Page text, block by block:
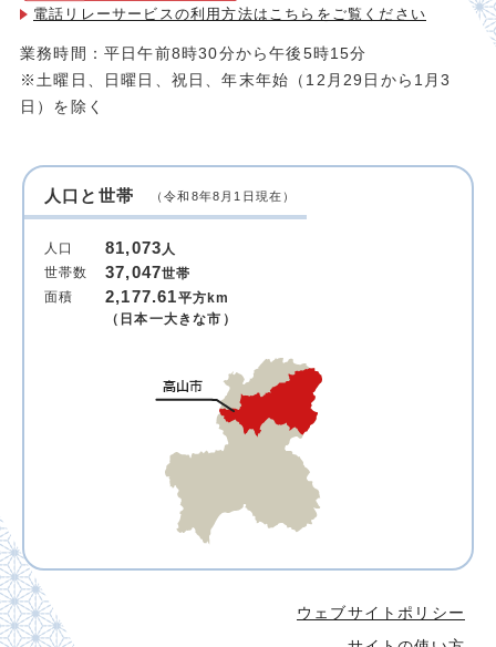
電話リレーサービスの利用方法は こちらをご覧ください
業務時間：平日午前8時30分から午後5時15分
※土曜日、日曜日、祝日、年末年始（12月29日から1月3
日）を除く
人口と世帯 （令和8年8月1日現在）
人口 81,073人
世帯数
37,047世帯
面積
2,177.61平方km
（日本一大きな市）
ウェブサイトポリシー